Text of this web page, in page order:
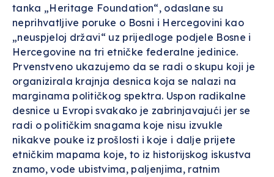
tanka „Heritage Foundation“, odaslane su
neprihvatljive poruke o Bosni i Hercegovini kao
„neuspjeloj državi“ uz prijedloge podjele Bosne i
Hercegovine na tri etničke federalne jedinice.
Prvenstveno ukazujemo da se radi o skupu koji je
organizirala krajnja desnica koja se nalazi na
marginama političkog spektra. Uspon radikalne
desnice u Evropi svakako je zabrinjavajući jer se
radi o političkim snagama koje nisu izvukle
nikakve pouke iz prošlosti i koje i dalje prijete
etničkim mapama koje, to iz historijskog iskustva
znamo, vode ubistvima, paljenjima, ratnim